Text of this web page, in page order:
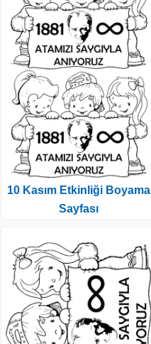
10 Kasım Etkinliği Boyama
Sayfası